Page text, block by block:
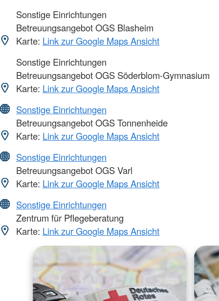
Sonstige Einrichtungen
Betreuungsangebot OGS Blasheim
Karte: Link zur Google Maps Ansicht
Sonstige Einrichtungen
Betreuungsangebot OGS Söderblom-Gymnasium
Karte: Link zur Google Maps Ansicht
Sonstige Einrichtungen
Betreuungsangebot OGS Tonnenheide
Karte: Link zur Google Maps Ansicht
Sonstige Einrichtungen
Betreuungsangebot OGS Varl
Karte: Link zur Google Maps Ansicht
Sonstige Einrichtungen
Zentrum für Pflegeberatung
Karte: Link zur Google Maps Ansicht